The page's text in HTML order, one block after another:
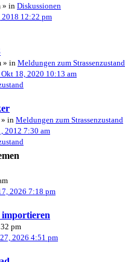
» in Diskussionen
2018 12:22 pm
» in Meldungen zum Strassenzustand
Okt 18, 2020 10:13 am
in Meldungen zum Strassenzustand
2012 7:30 am
2026 7:18 pm
pm
2026 4:51 pm